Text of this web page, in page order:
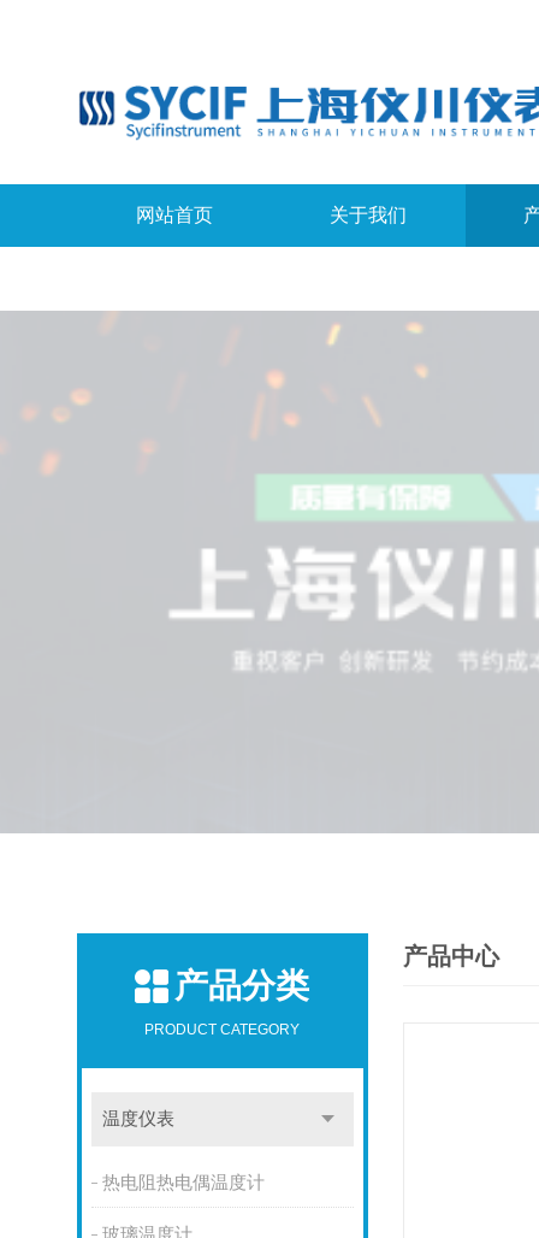
网站首页 关于我们
产品分类
PRODUCT CATEGORY
温度仪表
热电阻热电偶温度计
产品中心